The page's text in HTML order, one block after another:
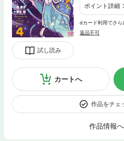
試し読み
ポイント詳細
dカード利用でさ
返品不可
カートへ
作品をチェ
作品情報へ